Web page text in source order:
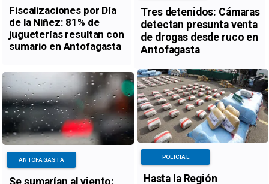
Fiscalizaciones por Día
de la Niñez: 81% de
jugueterías resultan con
sumario en Antofagasta
Tres detenidos: Cámaras
detectan presunta venta
de drogas desde ruco en
Antofagasta
Se sumarían al viento:
ANTOFAGASTA
Hasta la Región
POLICIAL